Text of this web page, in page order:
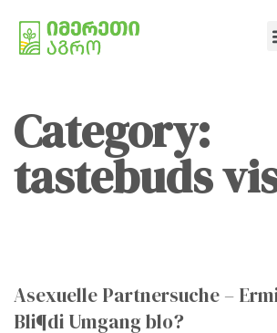
Category:
tastebuds
Asexuelle Partnersuche –
Bli¶di Umgang blo?